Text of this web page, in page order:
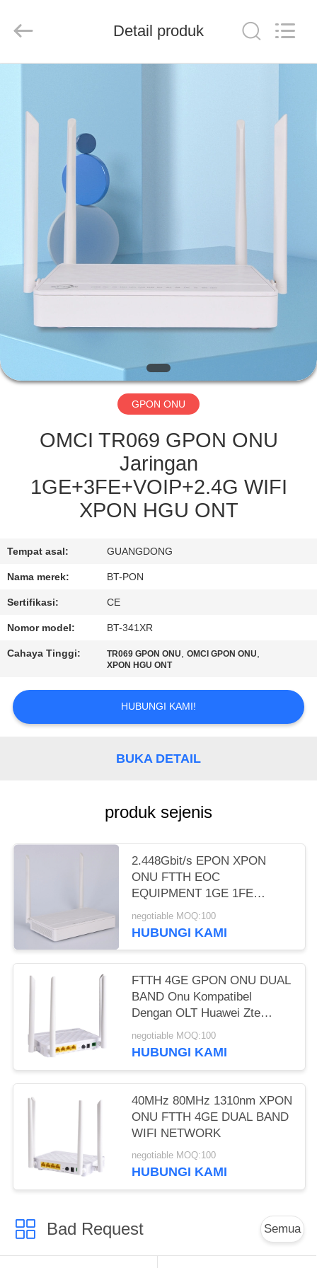
PRODUK
TENTANG
PABRIK
KONTROL
KUALITAS
HUBUNGI
KAMI
PERMINTAAN
PENAWARAN
SITEMAP
PRIVACY
POLICY
Ltd..
Detail produk
GPON ONU
OMCI TR069 GPON ONU
Jaringan
1GE+3FE+VOIP+2.4G WIFI
XPON HGU ONT
Tempat asal: GUANGDONG
Nama merek: BT-PON
Sertifikasi: CE
Nomor model: BT-341XR
Cahaya Tinggi: TR069 GPON ONU,OMCI GPON ONU,
XPON HGU ONT
HUBUNGI KAMI!
BUKA DETAIL
produk sejenis
2.448Gbit/s EPON XPON
ONU FTTH EOC
EQUIPMENT 1GE 1FE
JARINGAN WIFI
negotiable MOQ:100
HUBUNGI KAMI
FTTH 4GE GPON ONU DUAL
BAND Onu Kompatibel
Dengan OLT Huawei Zte
Fiberhome
negotiable MOQ:100
HUBUNGI KAMI
40MHz 80MHz 1310nm XPON
ONU FTTH 4GE DUAL BAND
WIFI NETWORK
negotiable MOQ:100
HUBUNGI KAMI
Bad Request Semua